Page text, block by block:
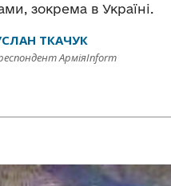
зокрема в Україні.
ТКАЧУК
АрміяInform